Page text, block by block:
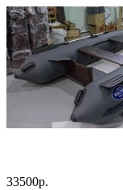
33500р.